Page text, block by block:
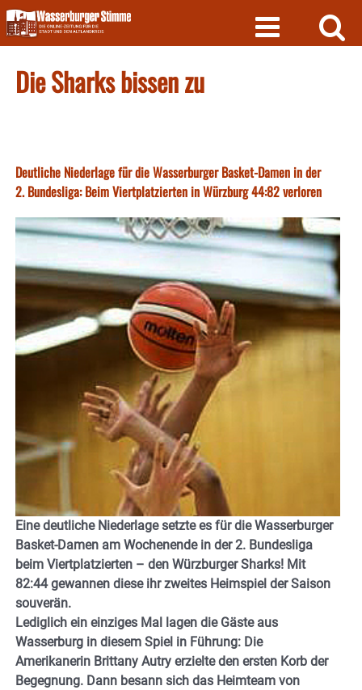
Skip
to
content
Die Sharks bissen zu
Deutliche Niederlage für die Wasserburger Basket-Damen in der
2. Bundesliga: Beim Viertplatzierten in Würzburg 44:82 verloren
Eine deutliche Niederlage setzte es für die Wasserburger
Basket-Damen am Wochenende in der 2. Bundesliga
beim Viertplatzierten – den Würzburger Sharks! Mit
82:44 gewannen diese ihr zweites Heimspiel der Saison
souverän.
Lediglich ein einziges Mal lagen die Gäste aus
Wasserburg in diesem Spiel in Führung: Die
Amerikanerin Brittany Autry erzielte den ersten Korb der
Begegnung. Dann besann sich das Heimteam von